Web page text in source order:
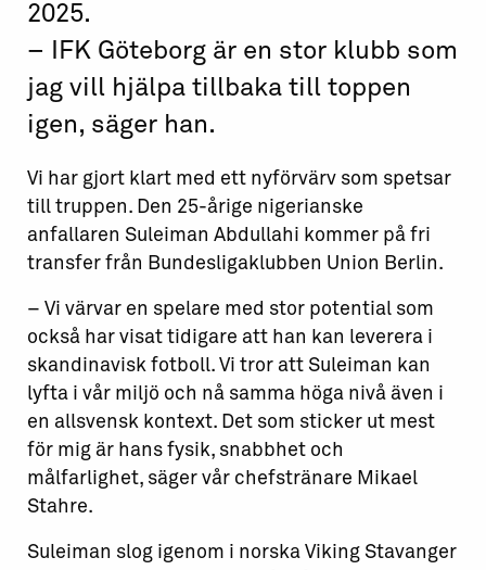
2025.
– IFK Göteborg är en stor klubb som
jag vill hjälpa tillbaka till toppen
igen, säger han.
Vi har gjort klart med ett nyförvärv som spetsar
till truppen. Den 25-årige nigerianske
anfallaren Suleiman Abdullahi kommer på fri
transfer från Bundesligaklubben Union Berlin.
– Vi värvar en spelare med stor potential som
också har visat tidigare att han kan leverera i
skandinavisk fotboll. Vi tror att Suleiman kan
lyfta i vår miljö och nå samma höga nivå även i
en allsvensk kontext. Det som sticker ut mest
för mig är hans fysik, snabbhet och
målfarlighet, säger vår chefstränare Mikael
Stahre.
Suleiman slog igenom i norska Viking Stavanger